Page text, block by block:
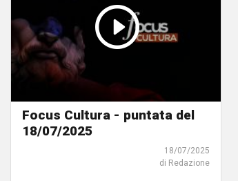
Focus Cultura - puntata del
18/07/2025
18/07/2025
di Redazione